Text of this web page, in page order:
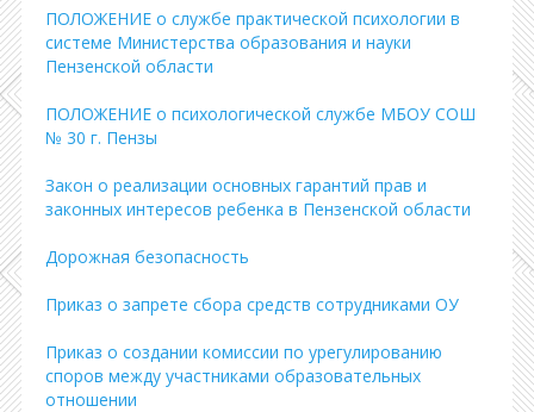
ПОЛОЖЕНИЕ о службе практической психологии в
системе Министерства образования и науки
Пензенской области
ПОЛОЖЕНИЕ о психологической службе МБОУ СОШ
№ 30 г. Пензы
Закон о реализации основных гарантий прав и
законных интересов ребенка в Пензенской области
Дорожная безопасность
Приказ о запрете сбора средств сотрудниками ОУ
Приказ о создании комиссии по урегулированию
споров между участниками образовательных
отношении